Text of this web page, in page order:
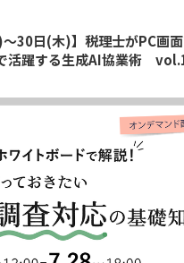
)～30日(木)】税理士がPC画
活躍する生成AI協業術